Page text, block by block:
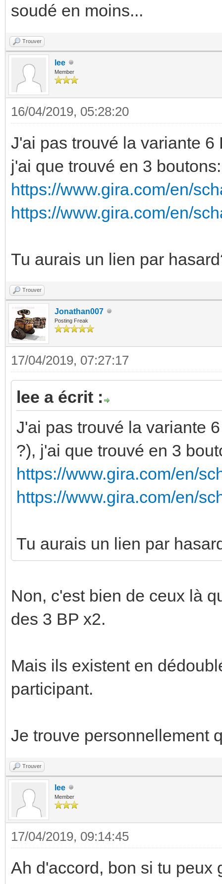
soudé en moins...
Trouver
lee
Member
16/04/2019, 05:28:20
J'ai pas trouvé la variante
j'ai que trouvé en 3 boutons:
https://www.gira.com/en/
https://www.gira.com/en/
Tu aurais un lien par
Trouver
Jonathan007
Posting Freak
17/04/2019, 07:27:17
lee a écrit :
J'ai pas trouvé la variante
?), j'ai que trouvé en 3
https://www.gira.com/en/
https://www.gira.com/en/
Tu aurais un lien par
Non, c'est bien de ceux là
des 3 BP x2.
Mais ils existent en
participant.
Je trouve personnellement
Trouver
lee
Member
17/04/2019, 09:14:45
Ah d'accord, bon si tu peux